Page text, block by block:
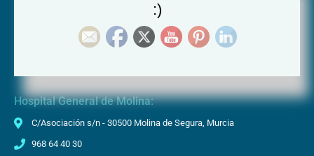
Hospital Juan XXIII de Murcia:
Ronda de Levante 14, 30008 Murcia (Plaza Juan XXIII)
Hospital General de Molina:
C/Asociación s/n - 30500 Molina de Segura, Murcia
968 64 40 30
:)